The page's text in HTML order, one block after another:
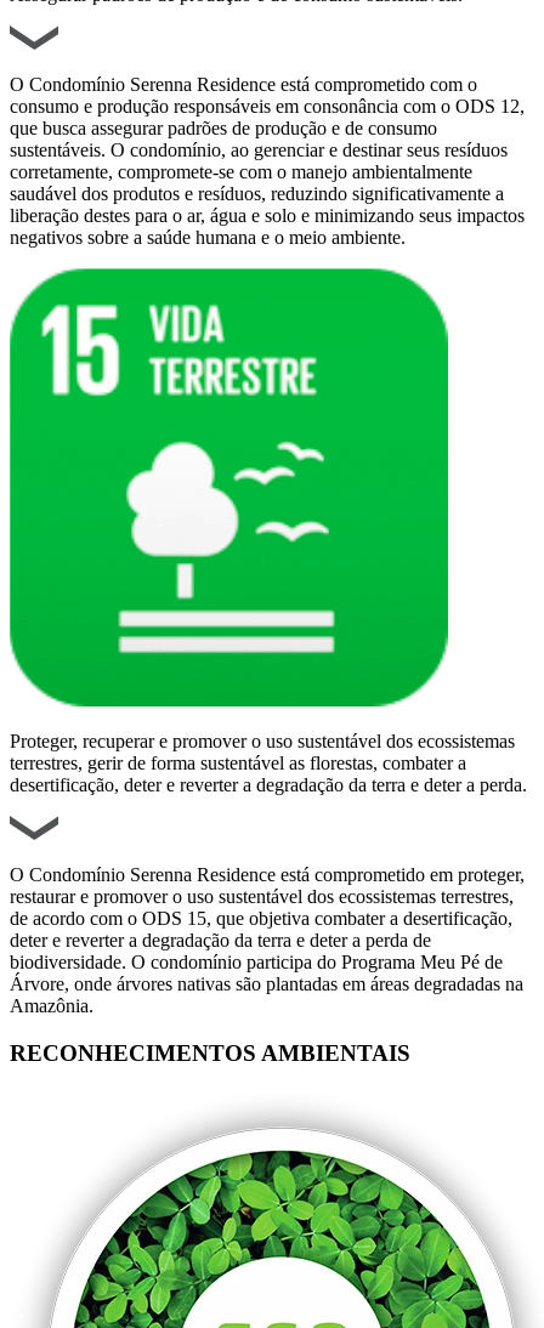
O Condomínio Serenna Residence está comprometido com o
consumo e produção responsáveis em consonância com o ODS 12,
que busca assegurar padrões de produção e de consumo
sustentáveis. O condomínio, ao gerenciar e destinar seus resíduos
corretamente, compromete-se com o manejo ambientalmente
saudável dos produtos e resíduos, reduzindo significativamente a
liberação destes para o ar, água e solo e minimizando seus impactos
negativos sobre a saúde humana e o meio ambiente.
Proteger, recuperar e promover o uso sustentável dos ecossistemas
terrestres, gerir de forma sustentável as florestas, combater a
desertificação, deter e reverter a degradação da terra e deter a perda.
O Condomínio Serenna Residence está comprometido em proteger,
restaurar e promover o uso sustentável dos ecossistemas terrestres,
de acordo com o ODS 15, que objetiva combater a desertificação,
deter e reverter a degradação da terra e deter a perda de
biodiversidade. O condomínio participa do Programa Meu Pé de
Árvore, onde árvores nativas são plantadas em áreas degradadas na
Amazônia.
RECONHECIMENTOS AMBIENTAIS